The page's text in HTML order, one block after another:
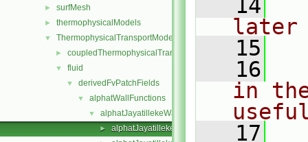
► surfMesh
► thermophysicalModels
▼ ThermophysicalTransportModels
► coupledThermophysicalTransportModels
▼ fluid
▼ derivedFvPatchFields
▼ alphatWallFunctions
▼ alphatJayatillekeWallFunction
► alphatJayatillekeWallFunctionFvPatchScalarField.C
   14
later
   15
   16
in
   17